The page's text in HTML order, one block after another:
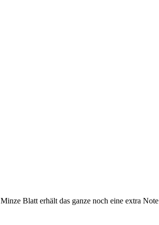
Blatt erhält das ganze noch eine extra Note